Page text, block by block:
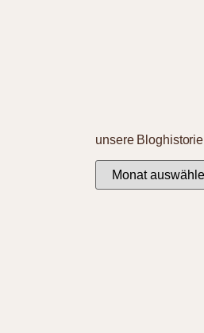
unsere Bloghistorie